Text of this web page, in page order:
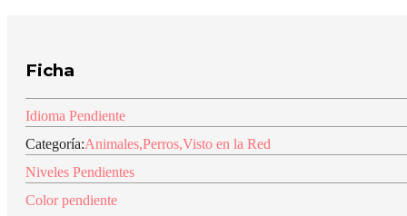
Ficha
Idioma Pendiente
Categoría:Animales,Perros,Visto en la Red
Niveles Pendientes
Color pendiente